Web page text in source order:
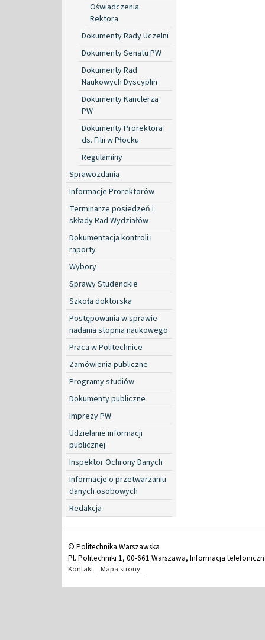
Oświadczenia
Rektora
Dokumenty Rady Uczelni
Dokumenty Senatu PW
Dokumenty Rad
Naukowych Dyscyplin
Dokumenty Kanclerza
PW
Dokumenty Prorektora
ds. Filii w Płocku
Regulaminy
Sprawozdania
Informacje Prorektorów
Terminarze posiedzeń i
składy Rad Wydziałów
Dokumentacja kontroli i
raporty
Wybory
Sprawy Studenckie
Szkoła doktorska
Postępowania w sprawie
nadania stopnia naukowego
Praca w Politechnice
Zamówienia publiczne
Programy studiów
Dokumenty publiczne
Imprezy PW
Udzielanie informacji
publicznej
Inspektor Ochrony Danych
Informacje o przetwarzaniu
danych osobowych
Redakcja
© Politechnika Warszawska
Pl. Politechniki 1, 00-661 Warszawa, Informacja
Kontakt Mapa strony